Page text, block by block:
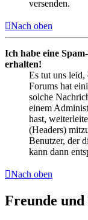
versenden.
Nach oben
Ich habe eine
erhalten!
Es tut uns leid,
Forums hat
solche
einem
hast,
(Headers)
Benutzer, der
kann dann
Nach oben
Freunde